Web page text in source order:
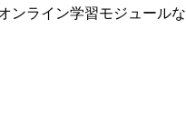
ンライン学習モジュール